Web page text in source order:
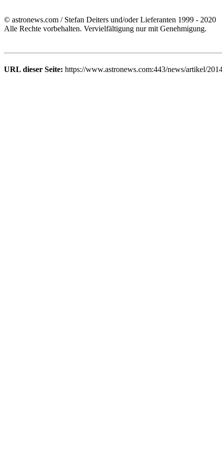
© astronews.com / Stefan Deiters und/oder Lieferanten 1999 - 2020
Alle Rechte vorbehalten. Vervielfältigung nur mit Genehmigung.
URL dieser Seite: https://www.astronews.com:443/news/artikel/